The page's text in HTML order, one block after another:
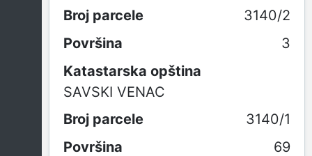
3140/2
3
Katastarska opština
SAVSKI VENAC
3140/1
69